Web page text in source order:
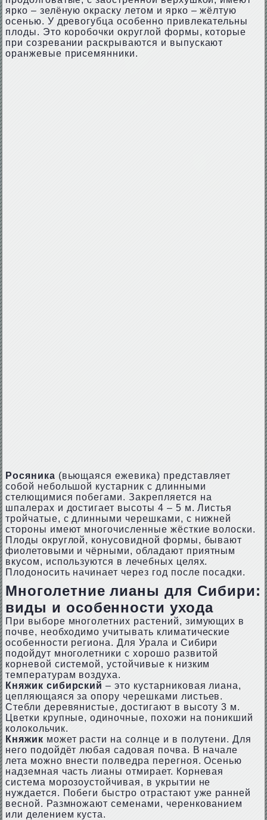
ярко – зелёную окраску летом и ярко – жёлтую
осенью. У древогубца особенно привлекательны
плоды. Это коробочки округлой формы, которые
при созревании раскрываются и выпускают
оранжевые присемянники.
Росяника (вьющаяся ежевика) представляет
собой небольшой кустарник с длинными
стелющимися побегами. Закрепляется на
шпалерах и достигает высоты 4 – 5 м. Листья
тройчатые, с длинными черешками, с нижней
стороны имеют многочисленные жёсткие волоски.
Плоды округлой, конусовидной формы, бывают
фиолетовыми и чёрными, обладают приятным
вкусом, используются в лечебных целях.
Плодоносить начинает через год после посадки.
Многолетние лианы для Сибири:
виды и особенности ухода
При выборе многолетних растений, зимующих в
почве, необходимо учитывать климатические
особенности региона. Для Урала и Сибири
подойдут многолетники с хорошо развитой
корневой системой, устойчивые к низким
температурам воздуха.
Княжик сибирский – это кустарниковая лиана,
цепляющаяся за опору черешками листьев.
Стебли деревянистые, достигают в высоту 3 м.
Цветки крупные, одиночные, похожи на поникший
колокольчик.
Княжик может расти на солнце и в полутени. Для
него подойдёт любая садовая почва. В начале
лета можно внести полведра перегноя. Осенью
надземная часть лианы отмирает. Корневая
система морозоустойчивая, в укрытии не
нуждается. Побеги быстро отрастают уже ранней
весной. Размножают семенами, черенкованием
или делением куста.